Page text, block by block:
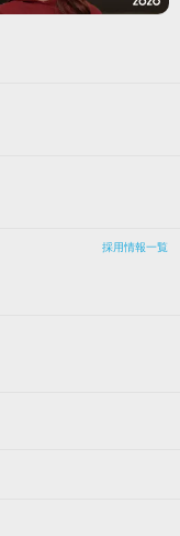
採用情報一覧